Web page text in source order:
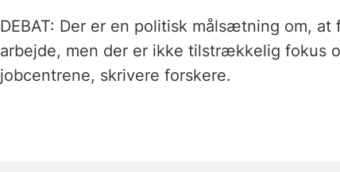
DEBAT: Der er en politisk målsætning om,
arbejde, men der er ikke tilstrækkelig fokus
jobcentrene, skrivere forskere.